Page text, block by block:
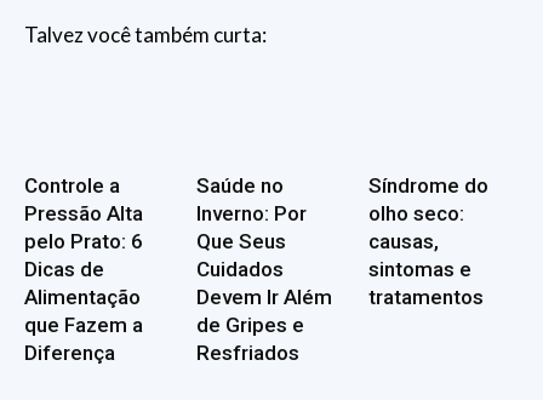
Talvez você também curta:
Controle a
Pressão Alta
pelo Prato: 6
Dicas de
Alimentação
que Fazem a
Diferença
Saúde no
Inverno: Por
Que Seus
Cuidados
Devem Ir Além
de Gripes e
Resfriados
Síndrome do
olho seco:
causas,
sintomas e
tratamentos